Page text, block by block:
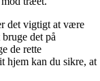
det vigtigt at være
det på
de rette
hjem kan du sikre, at